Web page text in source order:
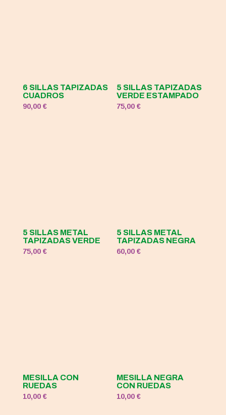
6 SILLAS TAPIZADAS
CUADROS
90,00 €
5 SILLAS TAPIZADAS
VERDE ESTAMPADO
75,00€
5 SILLAS METAL
TAPIZADAS VERDE
75,00 €
5 SILLAS METAL
TAPIZADAS NEGRA
60,00€
MESILLA CON
RUEDAS
10,00 €
MESILLA NEGRA
CON RUEDAS
10,00€